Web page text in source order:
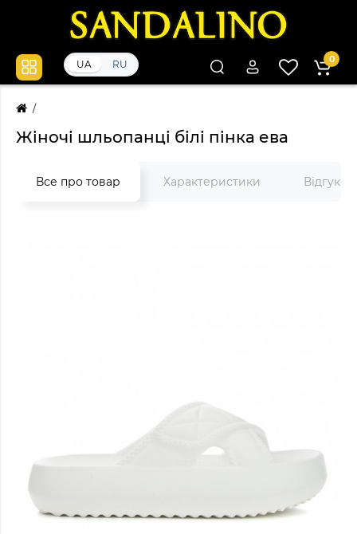
UA RU 0
Жіночі шльопанці білі пінка ева
Все про товар Характеристики Відгуки